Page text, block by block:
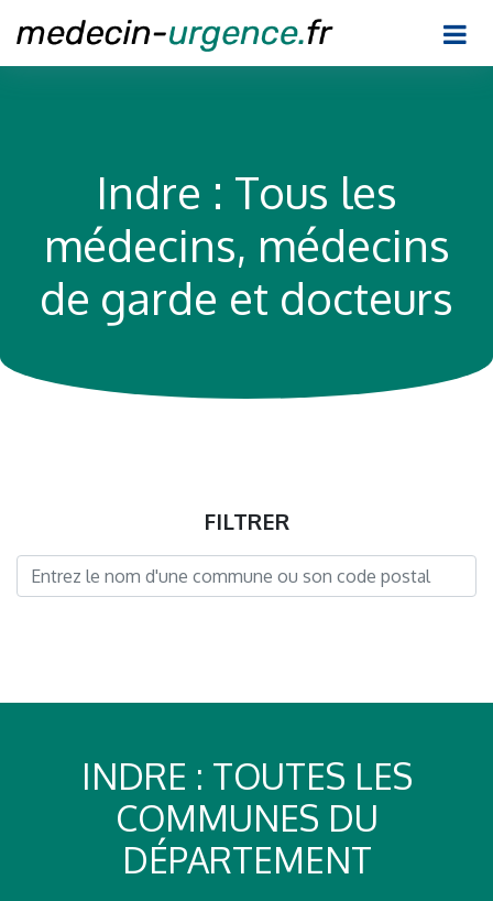
Indre : Tous les
médecins, médecins
de garde et docteurs
FILTRER
INDRE : TOUTES LES
COMMUNES DU
DÉPARTEMENT